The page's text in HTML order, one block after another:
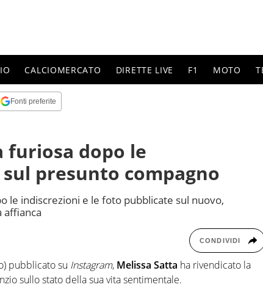
CALCIOMERCATO DIRETTE LIVE F1 MOTO
Fonti preferite
furiosa dopo le
presunto compagno
le indiscrezioni e le foto pubblicate sul nuovo,
affianca
CONDIVIDI
pubblicato su Instagram, Melissa Satta ha rivendicato la
sullo stato della sua vita sentimentale.